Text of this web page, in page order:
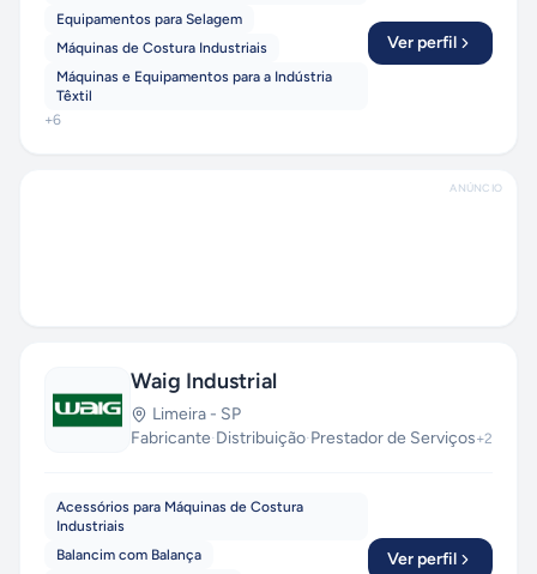
Equipamentos para Selagem
Máquinas de Costura Industriais
Máquinas e Equipamentos para a Indústria
Têxtil
+6
Ver perfil
ANÚNCIO
Waig Industrial
Limeira - SP
Fabricante·Distribuição·Prestador de Serviços+2
Acessórios para Máquinas de Costura
Industriais
Balancim com Balança
Ver perfil